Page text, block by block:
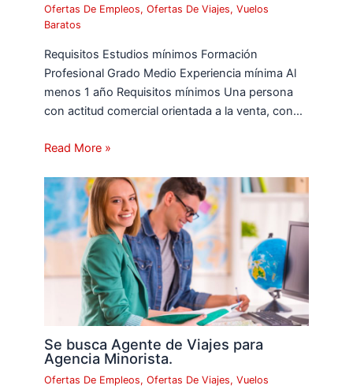
Ofertas De Empleos,Ofertas De Viajes,Vuelos
Baratos
Requisitos Estudios mínimos Formación
Profesional Grado Medio Experiencia mínima Al
menos 1 año Requisitos mínimos Una persona
con actitud comercial orientada a la venta, con…
Read More »
Se busca Agente de Viajes para
Agencia Minorista.
Ofertas De Empleos,Ofertas De Viajes,Vuelos